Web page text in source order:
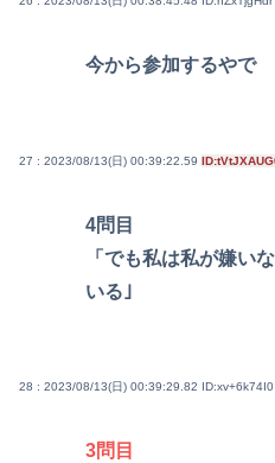
今から参加するやで
27 : 2023/08/13(日) 00:39:22.59
4問目
「でも私は私が嫌い
いる｣
28 : 2023/08/13(日) 00:39:29.82 ID:xv+6k74I0
3問目